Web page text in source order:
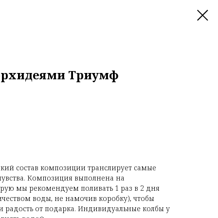
Триумф
состав композиции транслирует самые
Композиция выполнена на
мы рекомендуем поливать 1 раз в 2 дня
воды, не намочив коробку), чтобы
радость от подарка. Индивидуальные колбы у